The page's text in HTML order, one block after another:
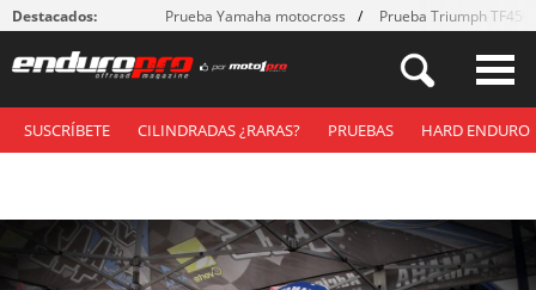
Destacados: Prueba Yamaha motocross Prueba Triumph
SUSCRÍBETE CILINDRADAS ¿RARAS? PRUEBAS HARD ENDURO